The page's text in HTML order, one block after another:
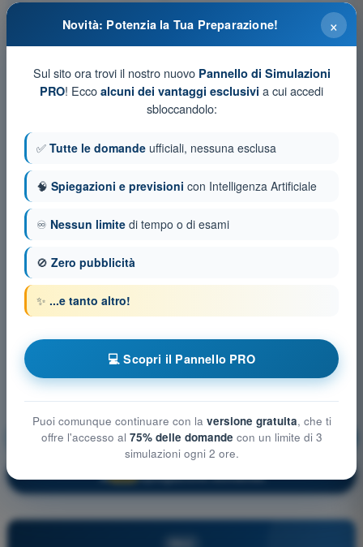
Regolamentazione Aeronautica Allenamento!
🔒 Spiegazione domanda
×
Novità: Potenzia la Tua Preparazione!
Sul sito ora trovi il nostro nuovo Pannello di Simulazioni
PRO! Ecco alcuni dei vantaggi esclusivi a cui accedi
sbloccandolo:
✅ Tutte le domande ufficiali, nessuna esclusa
🧠 Spiegazioni e previsioni con Intelligenza Artificiale
♾️ Nessun limite di tempo o di esami
🚫 Zero pubblicità
✨ ...e tanto altro!
💻 Scopri il Pannello PRO
Puoi comunque continuare con la versione gratuita, che ti
offre l'accesso al 75% delle domande con un limite di 3
simulazioni ogni 2 ore.